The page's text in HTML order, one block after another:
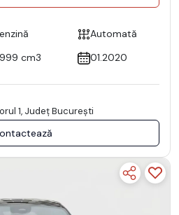
Automată
cm3 01.2020
1, Județ București